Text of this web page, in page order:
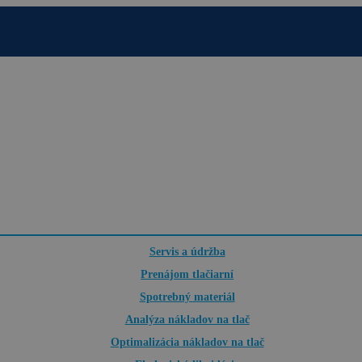
Servis a údržba
Prenájom tlačiarní
Spotrebný materiál
Analýza nákladov na tlač
Optimalizácia nákladov na tlač